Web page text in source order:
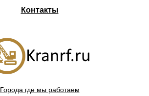
Контакты
Города где мы работаем